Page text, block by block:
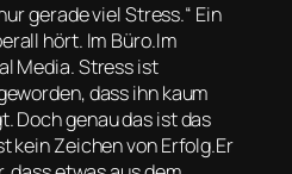
gerade viel Stress.“ Ein
hört. Im Büro.Im
Media. Stress ist
dass ihn kaum
Doch genau das ist das
kein Zeichen von Erfolg.Er